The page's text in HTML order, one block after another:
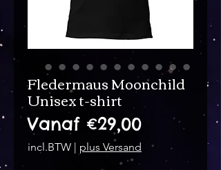
Fledermaus Moonchild
Unisex t-shirt
Vanaf €29,00
incl.BTW | plus Versand